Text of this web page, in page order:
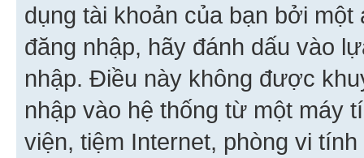
dụng tài khoản của bạn bởi
đăng nhập, hãy đánh dấu vào
nhập. Điều này không được
nhập vào hệ thống từ một máy
viện, tiệm Internet, phòng vi